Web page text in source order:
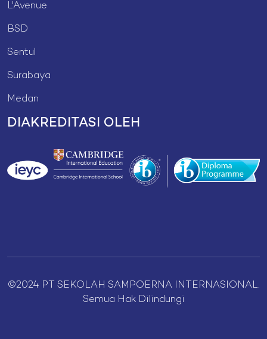
L'Avenue
BSD
Sentul
Surabaya
Medan
DIAKREDITASI OLEH
©2024 PT SEKOLAH SAMPOERNA INTERNASIONAL.
Semua Hak Dilindungi